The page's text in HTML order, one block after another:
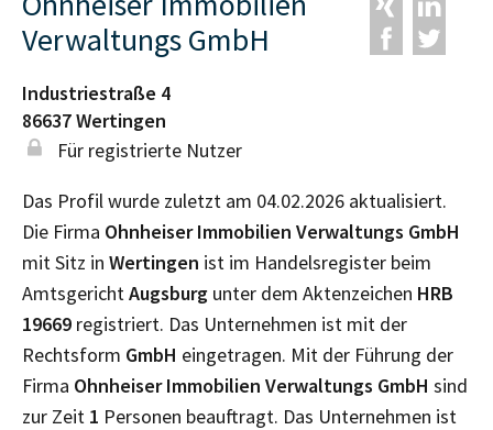
Verwaltungs GmbH
Industriestraße 4
86637Wertingen
Für registrierte Nutzer
Das Profil wurde zuletzt am 04.02.2026 aktualisiert.
Die Firma Ohnheiser Immobilien Verwaltungs GmbH
mit Sitz in Wertingen ist im Handelsregister beim
AmtsgerichtAugsburg unter dem Aktenzeichen HRB
19669 registriert. Das Unternehmen ist mit der
Rechtsform GmbH eingetragen. Mit der Führung der
Firma Ohnheiser Immobilien Verwaltungs GmbH sind
zur Zeit 1 Personen beauftragt. Das Unternehmen ist